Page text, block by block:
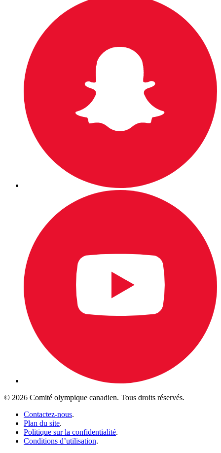
© 2026 Comité olympique canadien. Tous droits réservés.
Contactez-nous.
Plan du site.
Politique sur la confidentialité.
Conditions d’utilisation.